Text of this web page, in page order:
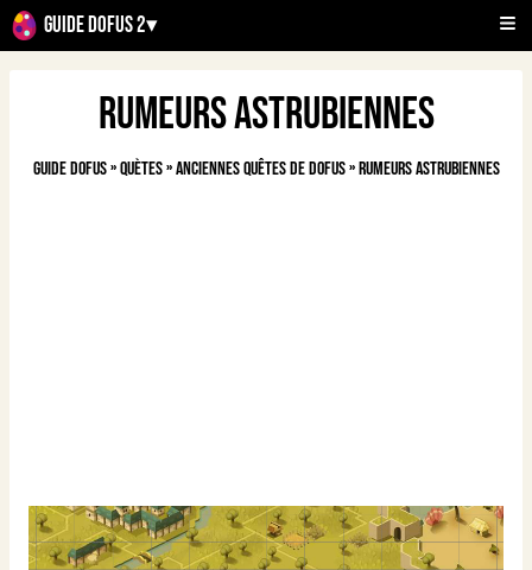
Guide Dofus 2▾
Rumeurs astrubiennes
Guide Dofus»Quètes»Anciennes quêtes de Dofus»Rumeurs astrubiennes